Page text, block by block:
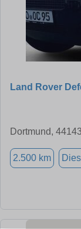
Land Rover
Dortmund, 44143
2.500 km